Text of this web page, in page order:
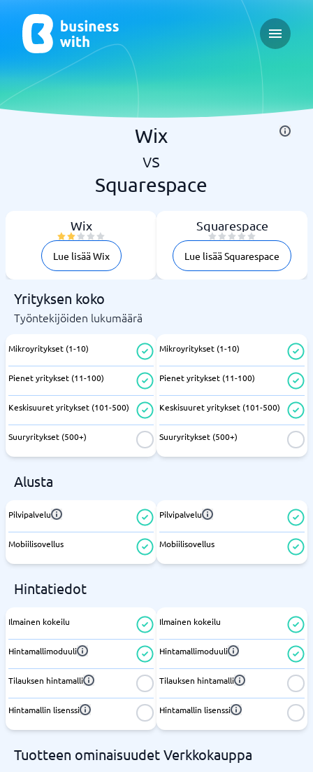
Open
Wix
vs
Squarespace
Wix
Lue lisää Wix
Squarespace
Lue lisää Squarespace
Yrityksen koko
Työntekijöiden lukumäärä
Mikroyritykset (1-10)
Pienet yritykset (11-100)
Keskisuuret yritykset (101-500)
Suuryritykset (500+)
Mikroyritykset (1-10)
Pienet yritykset (11-100)
Keskisuuret yritykset (101-500)
Suuryritykset (500+)
Alusta
Pilvipalvelu
Mobiilisovellus
Pilvipalvelu
Mobiilisovellus
Hintatiedot
Ilmainen kokeilu
Hintamallimoduuli
Tilauksen hintamalli
Hintamallin lisenssi
Ilmainen kokeilu
Hintamallimoduuli
Tilauksen hintamalli
Hintamallin lisenssi
Tuotteen ominaisuudet Verkkokauppa